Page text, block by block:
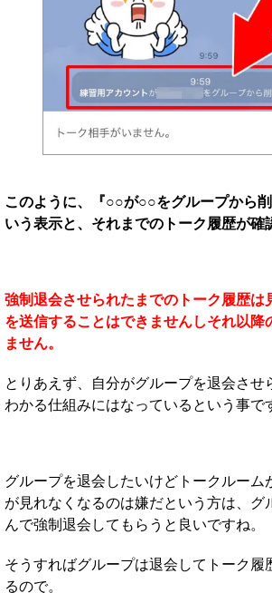
このように、『○○が○○をグループから
いう表示と、それまでのトーク履歴が確
強制退会させられたまでのトーク履歴は
を送信することはできませんしそれ以降
ません。
とりあえず、自分がグループを退会させ
わかる仕組みにはなっているという事で
グループを退会したいけどトークルーム
が見れなくなるのは嫌だという方は、グ
んで強制退会してもらうと良いですね。
そうすればグループは退会してトーク履
るので。